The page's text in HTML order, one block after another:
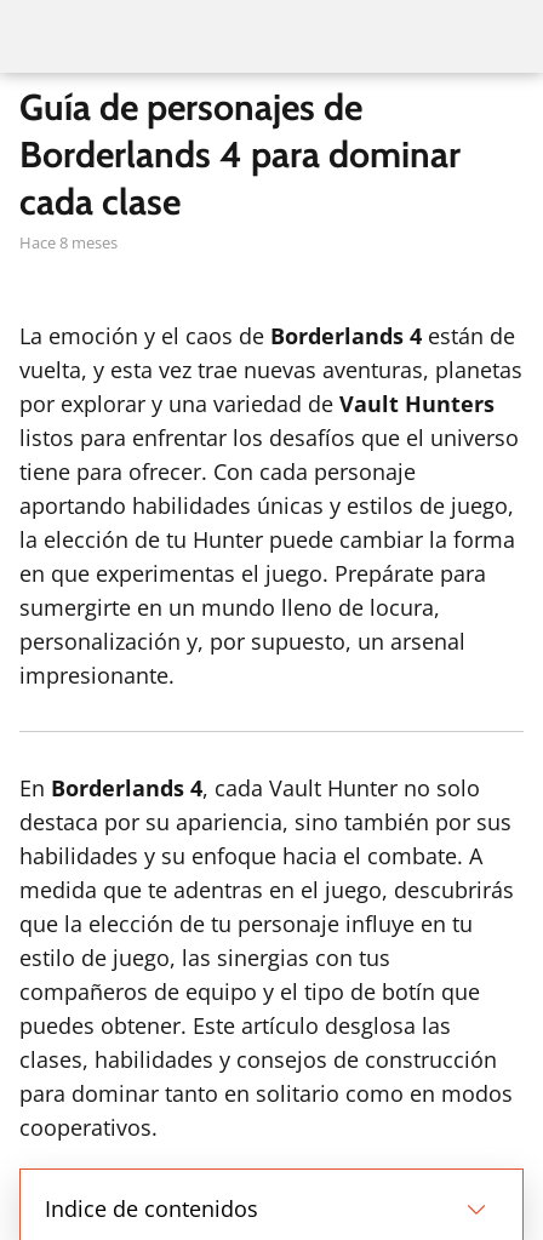
Guía de personajes de
Borderlands 4 para dominar
cada clase
hace 8 meses
La emoción y el caos de Borderlands 4 están de
vuelta, y esta vez trae nuevas aventuras, planetas
por explorar y una variedad de Vault Hunters
listos para enfrentar los desafíos que el universo
tiene para ofrecer. Con cada personaje
aportando habilidades únicas y estilos de juego,
la elección de tu Hunter puede cambiar la forma
en que experimentas el juego. Prepárate para
sumergirte en un mundo lleno de locura,
personalización y, por supuesto, un arsenal
impresionante.
En Borderlands 4, cada Vault Hunter no solo
destaca por su apariencia, sino también por sus
habilidades y su enfoque hacia el combate. A
medida que te adentras en el juego, descubrirás
que la elección de tu personaje influye en tu
estilo de juego, las sinergias con tus
compañeros de equipo y el tipo de botín que
puedes obtener. Este artículo desglosa las
clases, habilidades y consejos de construcción
para dominar tanto en solitario como en modos
cooperativos.
Indice de contenidos